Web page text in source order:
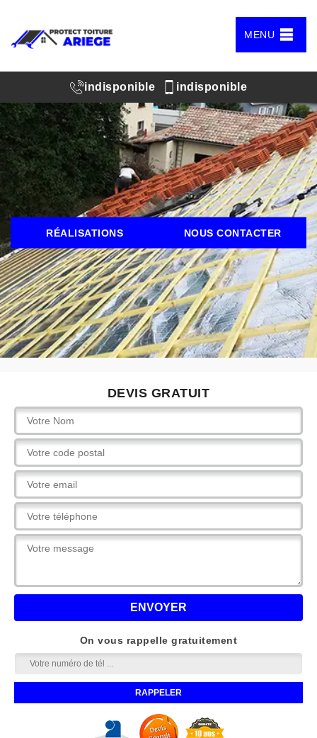
MENU
indisponible indisponible
RÉALISATIONS NOUS CONTACTER
DEVIS GRATUIT
On vous rappelle gratuitement